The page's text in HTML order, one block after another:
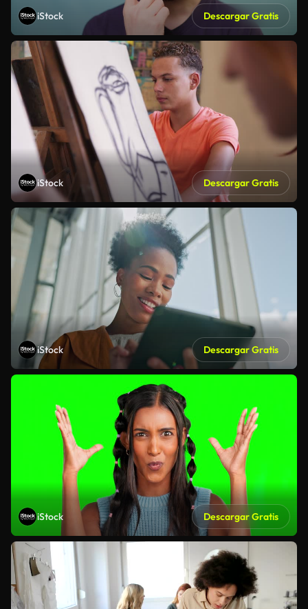
iStock Descargar Gratis
iStock Descargar Gratis
iStock Descargar Gratis
iStock Descargar Gratis